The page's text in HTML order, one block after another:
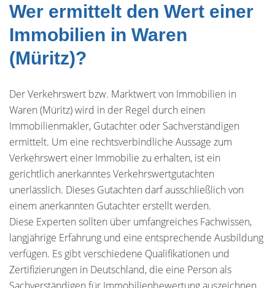
Wer ermittelt den Wert einer
Immobilien in Waren
(Müritz)?
Der Verkehrswert bzw. Marktwert von Immobilien in
Waren (Müritz) wird in der Regel durch einen
Immobilienmakler, Gutachter oder Sachverständigen
ermittelt. Um eine rechtsverbindliche Aussage zum
Verkehrswert einer Immobilie zu erhalten, ist ein
gerichtlich anerkanntes Verkehrswertgutachten
unerlässlich. Dieses Gutachten darf ausschließlich von
einem anerkannten Gutachter erstellt werden.
Diese Experten sollten über umfangreiches Fachwissen,
langjährige Erfahrung und eine entsprechende Ausbildung
verfügen. Es gibt verschiedene Qualifikationen und
Zertifizierungen in Deutschland, die eine Person als